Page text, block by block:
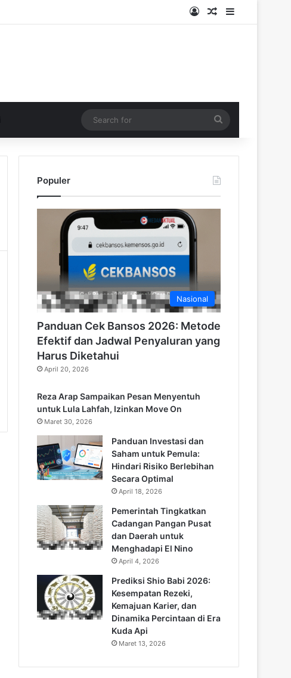
Log InRandom Article
Sidebar
for
Populer
Nasional
Panduan Cek Bansos 2026: Metode
Efektif dan Jadwal Penyaluran yang
Harus Diketahui
April 20, 2026
Reza Arap Sampaikan Pesan Menyentuh
untuk Lula Lahfah, Izinkan Move On
Maret 30, 2026
Panduan Investasi dan
Saham untuk Pemula:
Hindari Risiko Berlebihan
Secara Optimal
April 18, 2026
Pemerintah Tingkatkan
Cadangan Pangan Pusat
dan Daerah untuk
Menghadapi El Nino
April 4, 2026
Prediksi Shio Babi 2026:
Kesempatan Rezeki,
Kemajuan Karier, dan
Dinamika Percintaan di Era
Kuda Api
Maret 13, 2026